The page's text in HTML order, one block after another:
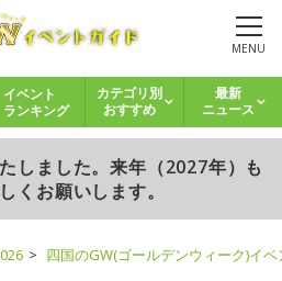
MENU
イベント
ランキング
カテゴリ別
おすすめ
最新
ニュース
しました。来年（2027年）も
くお願いします。
四国のGW(ゴールデンウィーク)イ